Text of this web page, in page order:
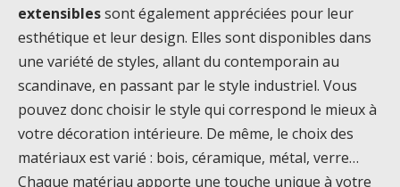
extensiblessont également appréciées pour leur
esthétique et leur design. Elles sont disponibles dans
une variété de styles, allant du contemporain au
scandinave, en passant par le style industriel. Vous
pouvez donc choisir le style qui correspond le mieux à
votre décoration intérieure. De même, le choix des
matériaux est varié : bois, céramique, métal, verre…
Chaque matériau apporte une touche unique à votre